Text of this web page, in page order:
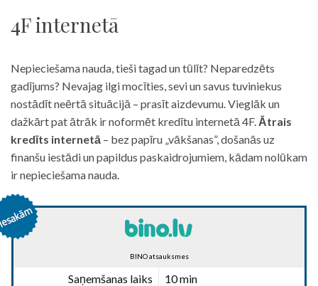
4F internetā
Nepieciešama nauda, tieši tagad un tūlīt? Neparedzēts
gadījums? Nevajag ilgi mocīties, sevi un savus tuviniekus
nostādīt neērtā situācijā – prasīt aizdevumu. Vieglāk un
dažkārt pat ātrāk ir noformēt kredītu internetā 4F. Ātrais
kredīts internetā – bez papīru „vākšanas”, došanās uz
finanšu iestādi un papildus paskaidrojumiem, kādam nolūkam
ir nepieciešama nauda.
BINO atsauksmes
Saņemšanas laiks
10 min